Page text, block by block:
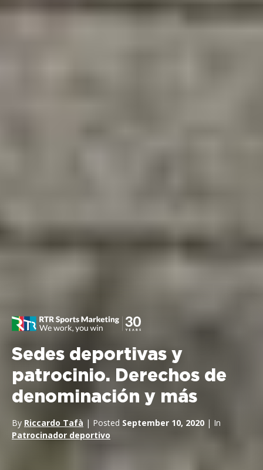
Sedes deportivas y
patrocinio. Derechos de
denominación y más
By Riccardo Tafà | Posted September 10, 2020 | In
Patrocinador deportivo